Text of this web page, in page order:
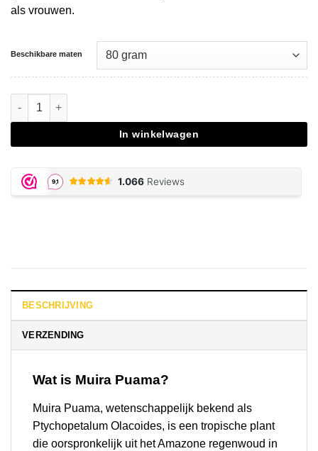
als vrouwen.
Beschikbare maten
Muira Puama Herbs aantal
In winkelwagen
BESCHRIJVING
VERZENDING
Wat is Muira Puama?
Muira Puama, wetenschappelijk bekend als
Ptychopetalum Olacoides, is een tropische plant
die oorspronkelijk uit het Amazone regenwoud in